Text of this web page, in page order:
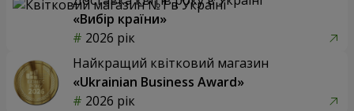
«Вибір країни»
2026 рік
Найкращий квітковий магазин
«Ukrainian Business Award»
2026 рік